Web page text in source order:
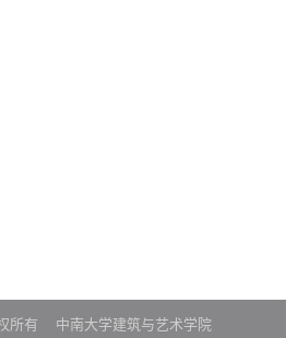
所有 中南大学建筑与艺术学院